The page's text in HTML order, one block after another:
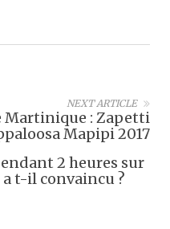
NEXT ARTICLE
Martinique : Zapetti
Mapipi 2017
2 heures sur
t-il convaincu ?